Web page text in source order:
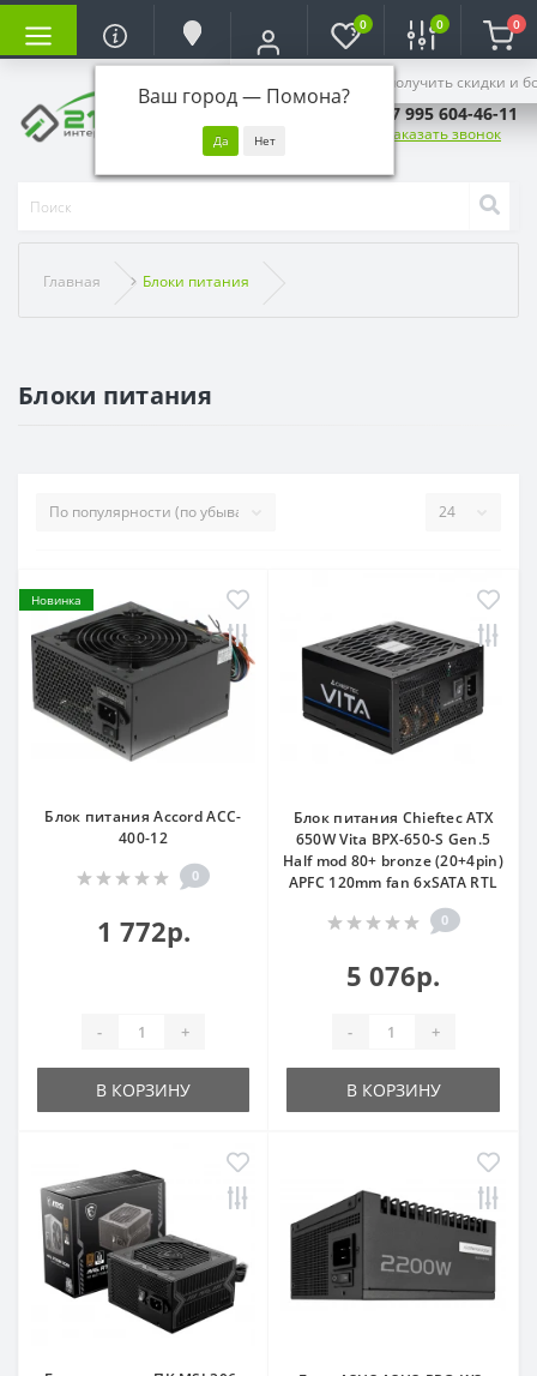
Ваш город — Помона?
Войдите, чтобы получить скидки и
0 0 0
+7 995 604-46-11
Заказать звонок
Главная Блоки питания
Блоки питания
Новинка
Блок питания Accord ACC-
400-12
0
1 772р.
- +
В КОРЗИНУ
Блок питания Chieftec ATX
650W Vita BPX-650-S Gen.5
Half mod 80+ bronze (20+4pin)
APFC 120mm fan 6xSATA RTL
0
5 076р.
- +
В КОРЗИНУ